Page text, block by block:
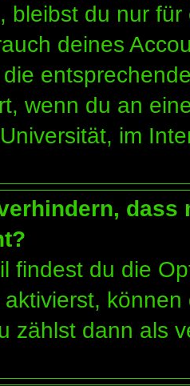
bleibst du nur
deines
wenn du an
im
dass
findest du die
zählst dann als